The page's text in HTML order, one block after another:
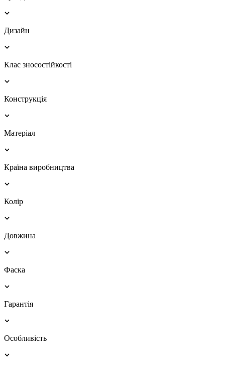
Дизайн
Клас зносостійкості
Конструкція
Матеріал
Країна виробництва
Колір
Довжина
Фаска
Гарантія
Особливість